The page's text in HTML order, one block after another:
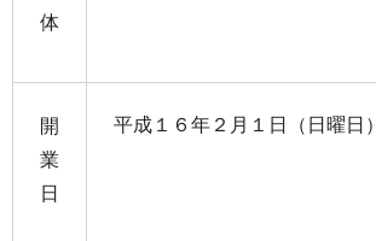
体
開
業
日
平成１６年２月１日（日曜日）